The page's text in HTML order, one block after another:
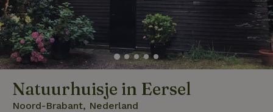
Natuurhuisje in Eersel
Noord-Brabant, Nederland